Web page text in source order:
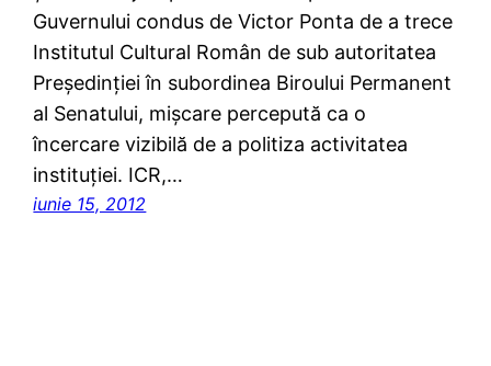
Guvernului condus de Victor Ponta de a trece
Institutul Cultural Român de sub autoritatea
Preşedinţiei în subordinea Biroului Permanent
al Senatului, mişcare percepută ca o
încercare vizibilă de a politiza activitatea
instituţiei. ICR,…
iunie 15, 2012